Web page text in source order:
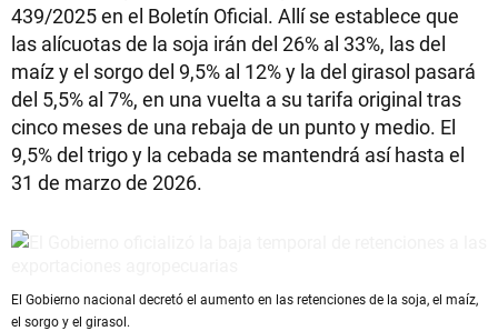
439/2025 en el Boletín Oficial. Allí se establece que
las alícuotas de la soja irán del 26% al 33%, las del
maíz y el sorgo del 9,5% al 12% y la del girasol pasará
del 5,5% al 7%, en una vuelta a su tarifa original tras
cinco meses de una rebaja de un punto y medio. El
9,5% del trigo y la cebada se mantendrá así hasta el
31 de marzo de 2026.
El Gobierno nacional decretó el aumento en las retenciones de la soja, el maíz,
el sorgo y el girasol.